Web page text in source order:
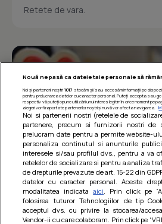
Retete de vara.
Barcute din vinete cu
Un deliciu usor de preparat!
Nouă ne pasă ca datele tale personale să
Noi și partenerii noștri 1017 stocăm și/sau accesăm informații pe
pentru prelucrarea datelor cu caracter personal. Puteți accepta sau
respectiv vă puteți opune utilizării unui interes legitim în orice moment pe
alegeri vor fi raportate partenerilor noștri și nu vă vor afecta navigarea.
Noi si partenerii nostri (retelele de
partenere, precum si furnizorii nostri de
prelucram date pentru a permite website-
personaliza continutul si anunturile
interesele si/sau profilul dvs., pentru a va
retelelor de socializare si pentru a analiza
de drepturile prevazute de art. 15-22 din
datelor cu caracter personal. Aceste
modalitatea indicataaici . Prin click pe
folosirea tuturor Tehnologiilor de tip
acceptul dvs. cu privire la stocarea/
Vendor-ii cu care colaboram. Prin click pe